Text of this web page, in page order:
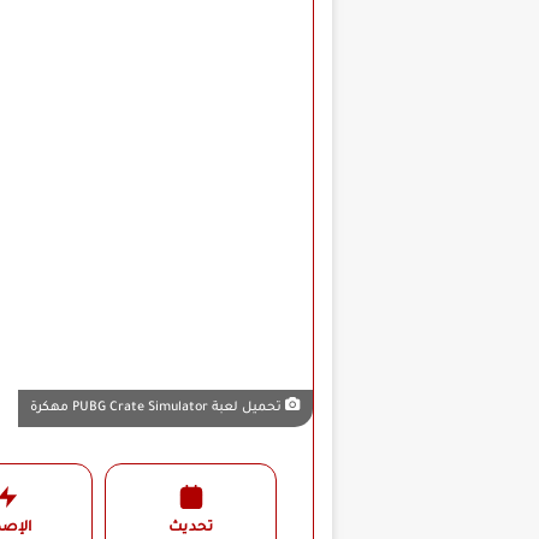
تحميل لعبة PUBG Crate Simulator مهكرة
تحديث